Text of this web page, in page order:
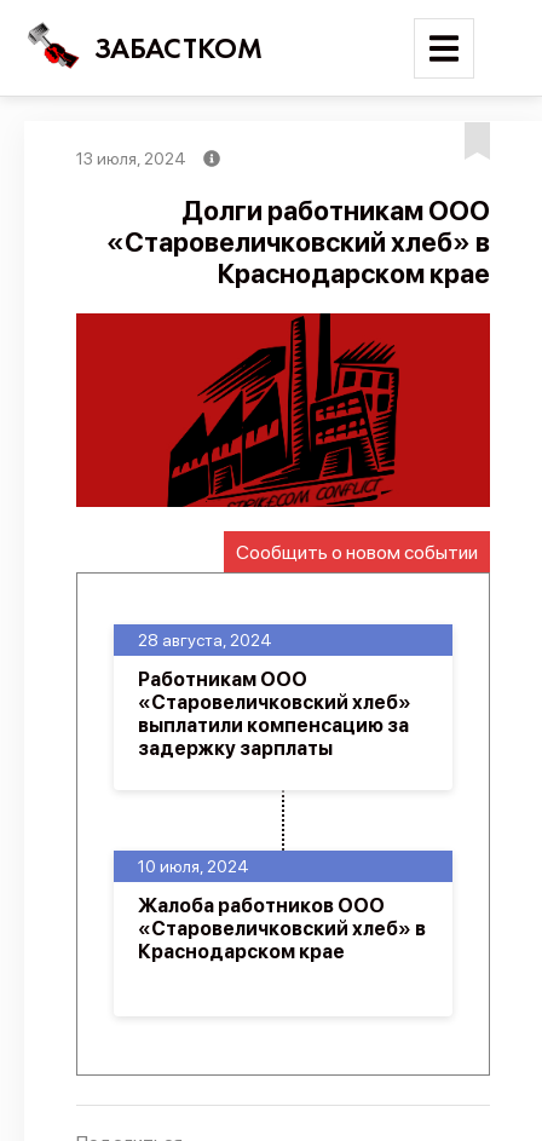
ЗАБАСТКОМ
Поиск
Новости
Карта событий
Трудовые конфликты
Отчеты
Предложить публикацию
Справочник
API
О проекте
13 июля, 2024
Долги работникам ООО
«Старовеличковский хлеб» в
Краснодарском крае
Сообщить о новом событии
10 июля, 2024
Жалоба работников ООО
«Старовеличковский хлеб» в
Краснодарском крае
28 августа, 2024
Работникам ООО
«Старовеличковский хлеб»
выплатили компенсацию за
задержку зарплаты